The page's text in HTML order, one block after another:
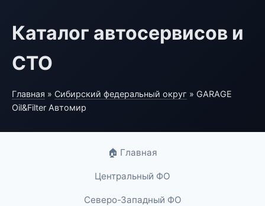
Каталог автосервисов и
СТО
Главная » Сибирский федеральный округ » GARAGE
Oil&Filter Автомир
🏠 Главная
Центральный ФО
Северо-Западный ФО